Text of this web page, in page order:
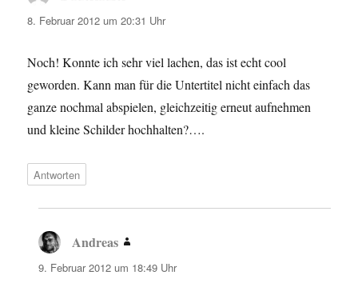
8. Februar 2012 um 20:31 Uhr
Noch! Konnte ich sehr viel lachen, das ist echt cool
geworden. Kann man für die Untertitel nicht einfach das
ganze nochmal abspielen, gleichzeitig erneut aufnehmen
und kleine Schilder hochhalten?….
Antworten
Andreas
9. Februar 2012 um 18:49 Uhr